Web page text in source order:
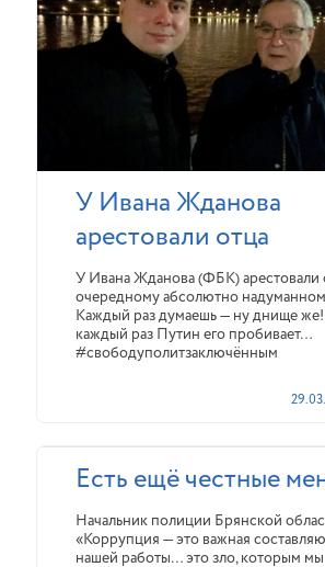
У Ивана Жданова
арестовали отца
У Ивана Жданова (ФБК) арестовали
очередному абсолютно
Каждый раз думаешь — ну днище
каждый раз Путин его пробивает…
#свободуполитзаключённым
Есть ещё честные
Начальник полиции Брянской
«Коррупция — это важная
нашей работы… это зло, которым мы